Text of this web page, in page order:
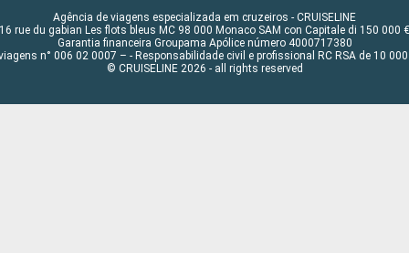
Agência de viagens especializada em cruzeiros - CRUISELINE
16 rue du gabian Les flots bleus MC 98 000 Monaco SAM con Capitale di 150 000 €
Garantia financeira Groupama Apólice número 4000717380
n° 006 02 0007 – - Responsabilidade civil e profissional RC RSA de 10 000
© CRUISELINE 2026 - all rights reserved